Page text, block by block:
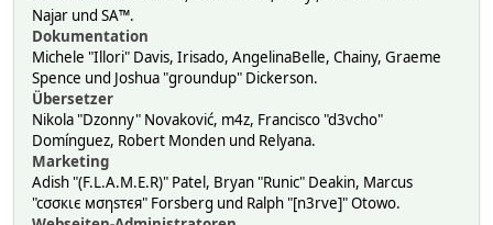
Najar und SA™.
Dokumentation
Michele "Illori" Davis, Irisado, AngelinaBelle, Chainy, Graeme
Spence und Joshua "groundup" Dickerson.
Übersetzer
Nikola "Dzonny" Novaković, m4z, Francisco "d3vcho"
Domínguez, Robert Monden und Relyana.
Marketing
Adish "(F.L.A.M.E.R)" Patel, Bryan "Runic" Deakin, Marcus
"cσσкιє мσηѕтєя" Forsberg und Ralph "[n3rve]" Otowo.